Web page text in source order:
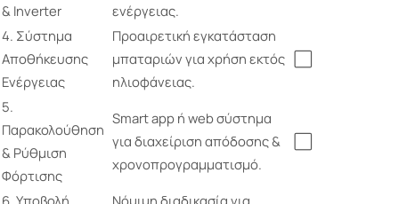
& Inverter
ενέργειας.
4. Σύστημα
Αποθήκευσης
Ενέργειας
Προαιρετική εγκατάσταση
μπαταριών για χρήση εκτός
ηλιοφάνειας.
5.
Παρακολούθηση
& Ρύθμιση
Φόρτισης
Smart app ή web σύστημα
για διαχείριση απόδοσης &
χρονοπρογραμματισμό.
6. Υποβολή
Νόμιμη διαδικασία για